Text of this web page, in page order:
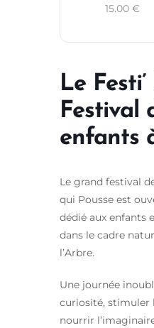
15.00 €
Le
Festival
enfants
Le grand festival
qui Pousse est
dédié aux enfants
dans le cadre
l’Arbre.
Une journée
curiosité, stimuler
nourrir